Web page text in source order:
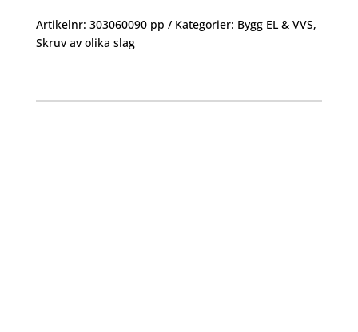
C4
6,0x90
100st
Artikelnr: 303060090 pp Kategorier: Bygg EL & VVS,
Skruv av olika slag